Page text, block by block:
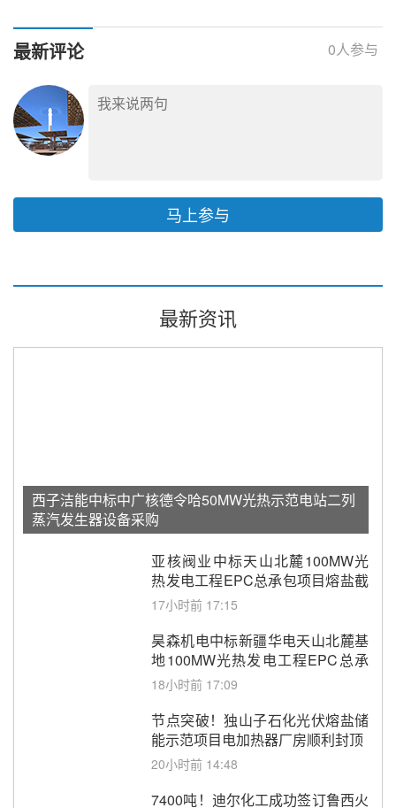
最新评论 0人参与
马上参与
最新资讯
西子洁能中标中广核德令哈50MW光热示范电站二列
蒸汽发生器设备采购
亚核阀业中标天山北麓100MW光
热发电工程EPC总承包项目熔盐截
止阀、熔盐三偏心蝶阀采购
17小时前 17:15
昊森机电中标新疆华电天山北麓基
地100MW光热发电工程EPC总承
包项目熔盐介质超声波流量计采购
18小时前 17:09
节点突破！独山子石化光伏熔盐储
能示范项目电加热器厂房顺利封顶
20小时前 14:48
7400吨！迪尔化工成功签订鲁西火